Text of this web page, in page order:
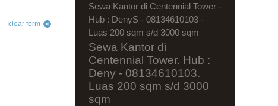
clear form
Sewa Kantor di Centennial Tower -
Hub : DenyS - 08134610103 -
Luas 200 sqm s/d 3000 sqm
Sewa Kantor di
Centennial Tower. Hub :
Deny - 08134610103.
Luas 200 sqm s/d 3000
sqm